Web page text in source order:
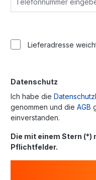
Lieferadresse
Datenschutz
Ich habe die
genommen und die AGB
einverstanden.
Die mit einem Stern (*)
Pflichtfelder.